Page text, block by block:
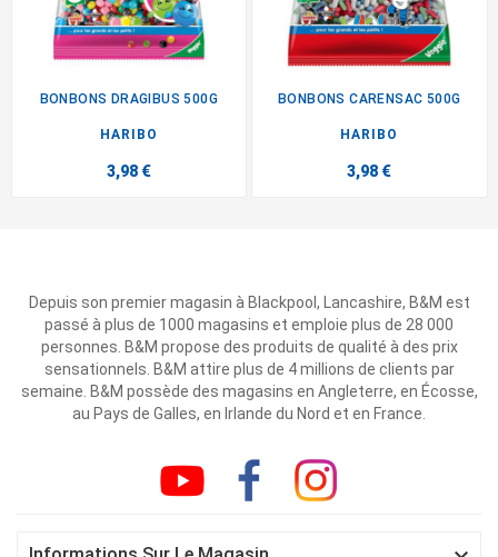
BONBONS DRAGIBUS 500G
HARIBO
3,98 €
BONBONS CARENSAC 500G
HARIBO
3,98 €
Depuis son premier magasin à Blackpool, Lancashire, B&M est
passé à plus de 1000 magasins et emploie plus de 28 000
personnes. B&M propose des produits de qualité à des prix
sensationnels. B&M attire plus de 4 millions de clients par
semaine. B&M possède des magasins en Angleterre, en Écosse,
au Pays de Galles, en Irlande du Nord et en France.